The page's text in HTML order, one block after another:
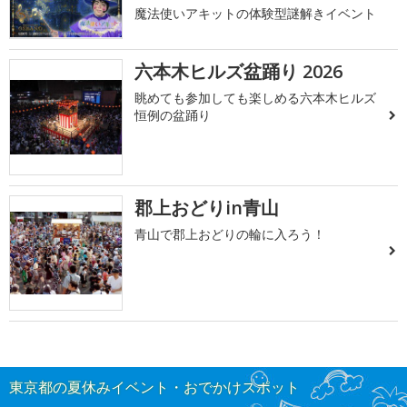
魔法使いアキットの体験型謎解きイベント
六本木ヒルズ盆踊り 2026
眺めても参加しても楽しめる六本木ヒルズ
恒例の盆踊り
郡上おどりin青山
青山で郡上おどりの輪に入ろう！
東京都の夏休みイベント・おでかけスポット